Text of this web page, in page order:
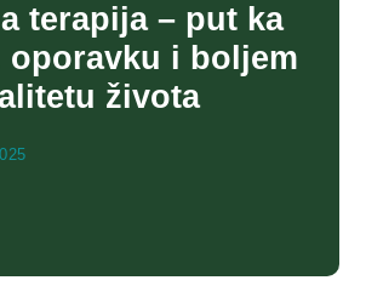
terapija – put ka
oporavku i boljem
života